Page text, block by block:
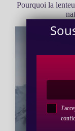
Pourquoi la